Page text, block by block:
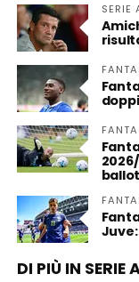
SERIE
Juve:
DI PIÙ IN SERIE